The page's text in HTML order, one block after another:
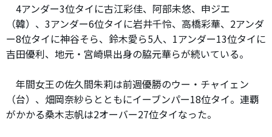
4アンダー3位タイに古江彩佳、阿部未悠、申ジエ
（韓）、3アンダー6位タイに岩井千怜、高橋彩華、2アンダ
ー8位タイに神谷そら、鈴木愛ら5人、1アンダー13位タイに
吉田優利、地元・宮崎県出身の脇元華らが続いている。
年間女王の佐久間朱莉は前週優勝のウー・チャイェン
（台）、畑岡奈紗らとともにイーブンパー18位タイ。連覇
がかかる桑木志帆は2オーバー27位タイなった。